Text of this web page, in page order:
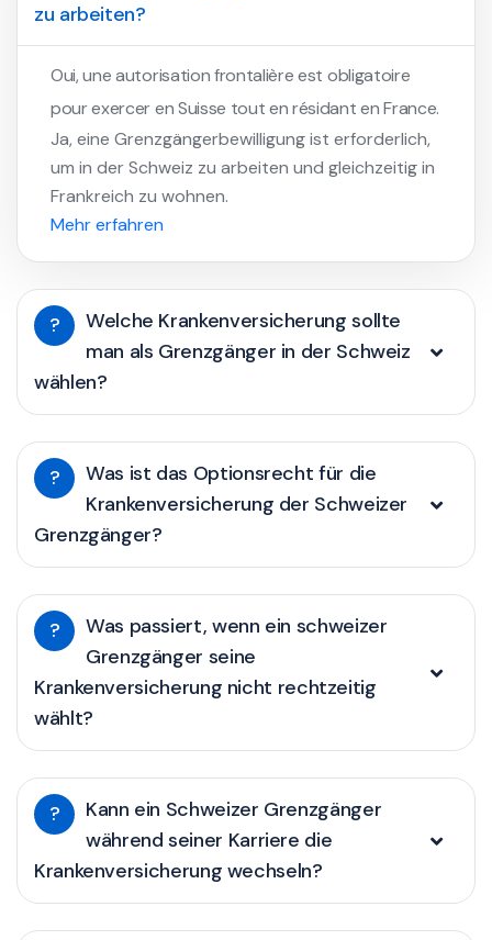
zu arbeiten?
Oui, une autorisation frontalière est obligatoire
pour exercer en Suisse tout en résidant en France.
Ja, eine Grenzgängerbewilligung ist erforderlich,
um in der Schweiz zu arbeiten und gleichzeitig in
Frankreich zu wohnen.
Mehr erfahren
?
Welche Krankenversicherung sollte
man als Grenzgänger in der Schweiz
wählen?
?
Was ist das Optionsrecht für die
Krankenversicherung der Schweizer
Grenzgänger?
?
Was passiert, wenn ein schweizer
Grenzgänger seine
Krankenversicherung nicht rechtzeitig
wählt?
?
Kann ein Schweizer Grenzgänger
während seiner Karriere die
Krankenversicherung wechseln?